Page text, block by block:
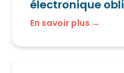
électronique
En savoir plus